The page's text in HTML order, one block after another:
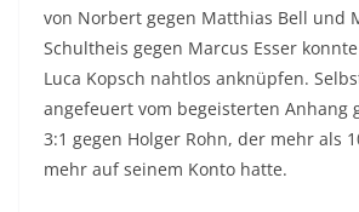
von Norbert gegen Matthias Bell und
Schultheis gegen Marcus Esser
Luca Kopsch nahtlos anknüpfen.
angefeuert vom begeisterten Anhang
3:1 gegen Holger Rohn, der mehr als
mehr auf seinem Konto hatte.